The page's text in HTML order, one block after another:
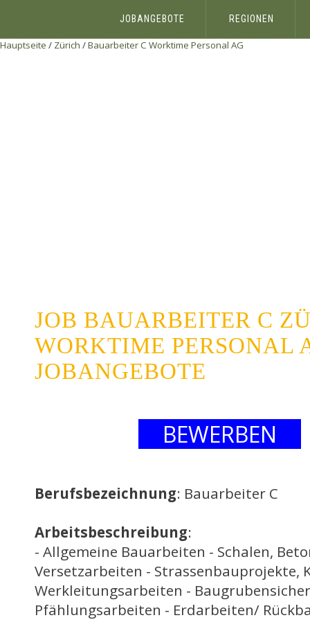
JOBANGEBOTE REGIONEN
Hauptseite / Zürich /Bauarbeiter C Worktime Personal AG
JOB BAUARBEITER C
WORKTIME PERSONAL
JOBANGEBOTE
BEWERBEN
Berufsbezeichnung: Bauarbeiter C
Arbeitsbeschreibung:
- Allgemeine Bauarbeiten - Schalen,
Versetzarbeiten - Strassenbauprojekte,
Werkleitungsarbeiten -
Pfählungsarbeiten - Erdarbeiten/